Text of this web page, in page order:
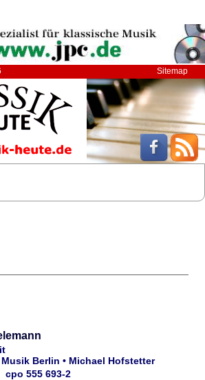
Sitemap
Berlin • Michael Hofstetter
cpo 555 693-2